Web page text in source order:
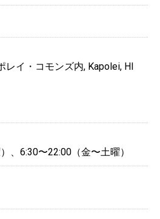
レイ・コモンズ内, Kapolei, HI
、6:30〜22:00（金〜土曜）